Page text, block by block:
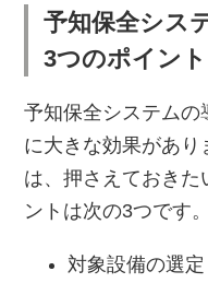
予知保全シス
3つのポイント
予知保全システムの
に大きな効果があ
は、押さえておきた
ントは次の3つです。
対象設備の選定